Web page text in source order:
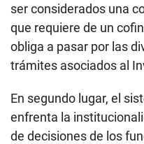
ser considerados una
que requiere de un
obliga a pasar por las
trámites asociados al
En segundo lugar, el
enfrenta la
de decisiones de los